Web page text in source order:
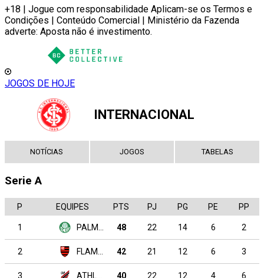
+18 | Jogue com responsabilidade Aplicam-se os Termos e
Condições | Conteúdo Comercial | Ministério da Fazenda
adverte: Aposta não é investimento.
JOGOS DE HOJE
INTERNACIONAL
NOTÍCIAS JOGOS TABELAS
Serie A
P EQUIPES PTS PJ PG PE PP
1 PALMEIRAS 48 22 14 6 2
2 FLAMENGO 42 21 12 6 3
3 40 22 12 4 6